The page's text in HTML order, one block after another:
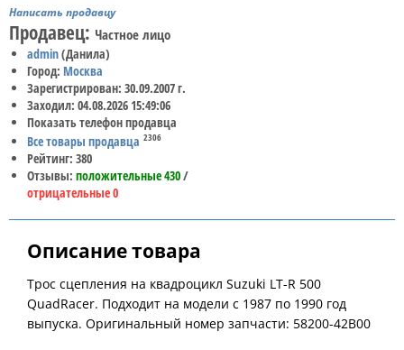
Написать продавцу
Продавец: Частное лицо
admin(Данила)
Город: Москва
Зарегистрирован: 30.09.2007 г.
Заходил: 04.08.2026 15:49:06
Показать телефон продавца
Все товары продавца 2306
Рейтинг: 380
Отзывы: положительные 430/
отрицательные 0
Описание товара
Трос сцепления на квадроцикл Suzuki LT-R 500
QuadRacer. Подходит на модели с 1987 по 1990 год
выпуска. Оригинальный номер запчасти: 58200-42B00